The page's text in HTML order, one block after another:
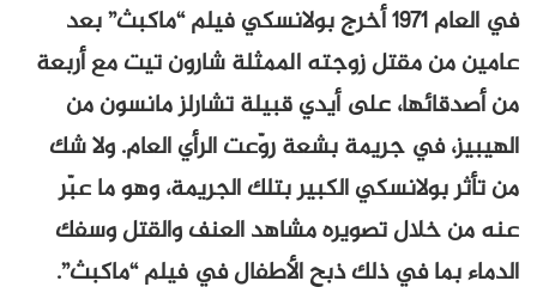
في العام 1971 أخرج بولانسكي فيلم “ماكبث” بعد
عامين من مقتل زوجته الممثلة شارون تيت مع أربعة
من أصدقائها، على أيدي قبيلة تشارلز مانسون من
الهيبيز، في جريمة بشعة روّعت الرأي العام. ولا شك
من تأثر بولانسكي الكبير بتلك الجريمة، وهو ما عبّر
عنه من خلال تصويره مشاهد العنف والقتل وسفك
الدماء بما في ذلك ذبح الأطفال في فيلم “ماكبث”.